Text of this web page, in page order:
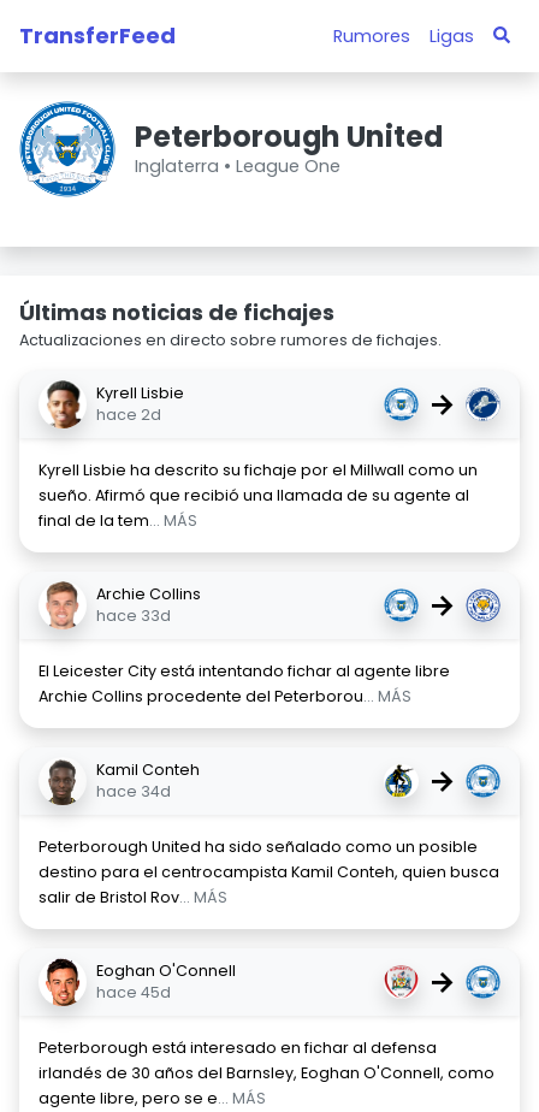
TransferFeed Rumores Ligas
Peterborough United
Inglaterra • League One
Últimas noticias de fichajes
Actualizaciones en directo sobre rumores de fichajes.
Kyrell Lisbie
hace 2d
→
Kyrell Lisbie ha descrito su fichaje por el Millwall como un
sueño. Afirmó que recibió una llamada de su agente al
final de la tem... MÁS
Archie Collins
hace 33d
→
El Leicester City está intentando fichar al agente libre
Archie Collins procedente del Peterborou... MÁS
Kamil Conteh
hace 34d
→
Peterborough United ha sido señalado como un posible
destino para el centrocampista Kamil Conteh, quien busca
salir de Bristol Rov... MÁS
Eoghan O'Connell
hace 45d
→
Peterborough está interesado en fichar al defensa
irlandés de 30 años del Barnsley, Eoghan O'Connell, como
agente libre, pero se e... MÁS